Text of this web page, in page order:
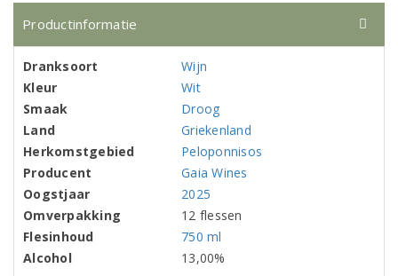
Productinformatie
Dranksoort
Wijn
Kleur
Wit
Smaak
Droog
Land
Griekenland
Herkomstgebied
Peloponnisos
Producent
Gaia Wines
Oogstjaar
2025
Omverpakking
12 flessen
Flesinhoud
750 ml
Alcohol
13,00%